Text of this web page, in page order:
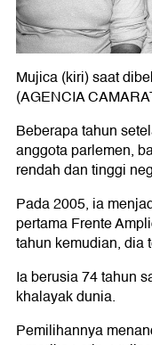
Mujica (kiri) saat
(AGENCIA
Beberapa tahun
anggota parlemen,
rendah dan tinggi
Pada 2005, ia
pertama Frente
tahun kemudian, dia
Ia berusia 74 tahun
khalayak dunia.
Pemilihannya